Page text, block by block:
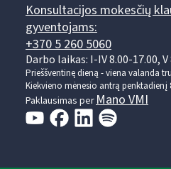
Konsultacijos mokesčių
gyventojams:
+370 5 260 5060
Darbo laikas: I-IV 8.00-17.00, V
Prieššventinę dieną - viena valanda
Kiekvieno mėnesio antrą penktadienį
Paklausimas per Mano VMI